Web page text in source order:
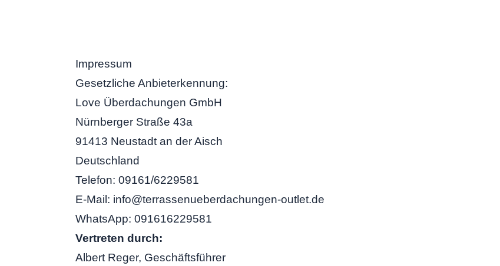
Impressum
Gesetzliche Anbieterkennung:
Love Überdachungen GmbH
Nürnberger Straße 43a
91413 Neustadt an der Aisch
Deutschland
Telefon: 09161/6229581
E-Mail: info@terrassenueberdachungen-outlet.de
WhatsApp: 091616229581
Vertreten durch:
Albert Reger, Geschäftsführer